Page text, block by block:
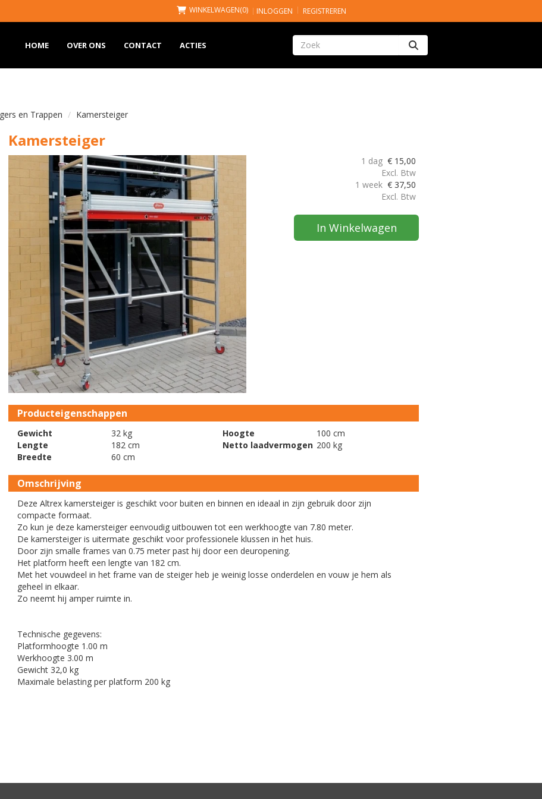
WINKELWAGEN(0) INLOGGEN REGISTREREN
HOME OVER ONS CONTACT ACTIES Zoeken
en Trappen Kamersteiger
Kamersteiger
1 dag € 15,00
Excl. Btw
1 week € 37,50
Excl. Btw
In Winkelwagen
Producteigenschappen
Gewicht
32 kg
Lengte
182 cm
Breedte
60 cm
Hoogte
100 cm
Netto laadvermogen 200 kg
Omschrijving
Deze Altrex kamersteiger is geschikt voor buiten en binnen en ideaal in zijn gebruik door zijn
compacte formaat.
Zo kun je deze kamersteiger eenvoudig uitbouwen tot een werkhoogte van 7.80 meter.
De kamersteiger is uitermate geschikt voor professionele klussen in het huis.
Door zijn smalle frames van 0.75 meter past hij door een deuropening.
Het platform heeft een lengte van 182 cm.
Met het vouwdeel in het frame van de steiger heb je weinig losse onderdelen en vouw je hem als
geheel in elkaar.
Zo neemt hij amper ruimte in.
Technische gegevens:
Platformhoogte 1.00 m
Werkhoogte 3.00 m
Gewicht 32,0 kg
Maximale belasting per platform 200 kg